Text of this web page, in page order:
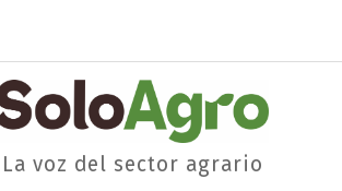
La voz del sector agrario